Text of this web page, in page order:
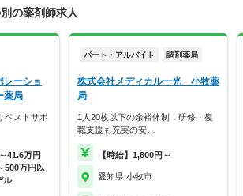
の薬剤師求人
レーショ
薬局
ベストサポ
41.6万円
500万円以
ル
パート・アルバイト 調剤薬局
株式会社メディカル一光 小牧薬
局
1人20枚以下の余裕体制！研修・復
職支援も充実の安…
【時給】1,800円～
愛知県 小牧市